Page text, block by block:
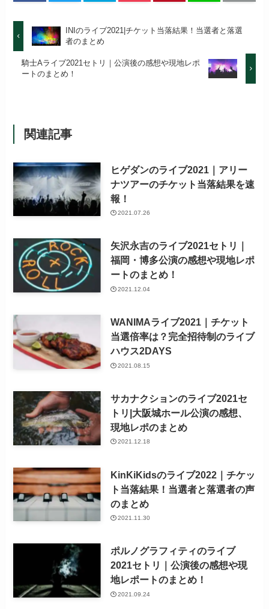
INIのライブ2021|チケット当落結果！当選者と落選
者のまとめ
騎士Aライブ2021セトリ｜公演後の感想や現地レポ
ートのまとめ！
関連記事
ヒゲダンのライブ2021｜アリー
ナツアーのチケット当落結果を速
報！
2021.07.26
矢沢永吉のライブ2021セトリ｜
福岡・博多公演の感想や現地レポ
ートのまとめ！
2021.12.04
WANIMAライブ2021｜チケット
当選倍率は？完全招待制のライブ
ハウス2DAYS
2021.08.15
サカナクションのライブ2021セ
トリ|大阪城ホール公演の感想、
現地レポのまとめ
2021.12.18
KinKiKidsのライブ2022｜チケッ
ト当落結果！当選者と落選者の声
のまとめ
2021.11.30
ポルノグラフィティのライブ
2021セトリ｜公演後の感想や現
地レポートのまとめ！
2021.09.24